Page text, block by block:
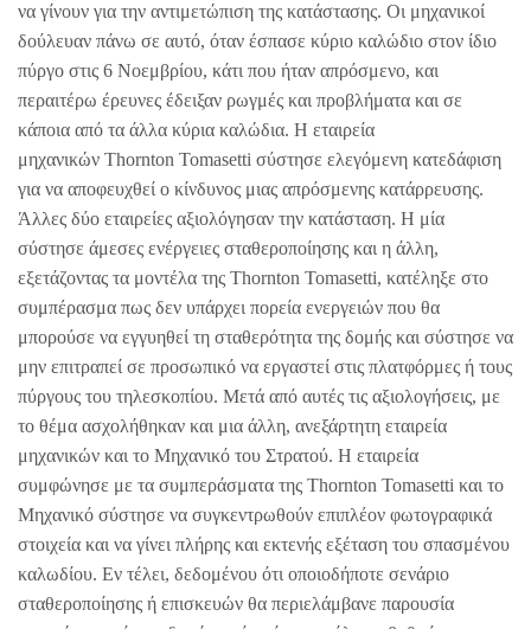
να γίνουν για την αντιμετώπιση της κατάστασης. Οι μηχανικοί
δούλευαν πάνω σε αυτό, όταν έσπασε κύριο καλώδιο στον ίδιο
πύργο στις 6 Νοεμβρίου, κάτι που ήταν απρόσμενο, και
περαιτέρω έρευνες έδειξαν ρωγμές και προβλήματα και σε
κάποια από τα άλλα κύρια καλώδια. Η εταιρεία
μηχανικών Thornton Tomasetti σύστησε ελεγόμενη κατεδάφιση
για να αποφευχθεί ο κίνδυνος μιας απρόσμενης κατάρρευσης.
Άλλες δύο εταιρείες αξιολόγησαν την κατάσταση. Η μία
σύστησε άμεσες ενέργειες σταθεροποίησης και η άλλη,
εξετάζοντας τα μοντέλα της Thornton Tomasetti, κατέληξε στο
συμπέρασμα πως δεν υπάρχει πορεία ενεργειών που θα
μπορούσε να εγγυηθεί τη σταθερότητα της δομής και σύστησε να
μην επιτραπεί σε προσωπικό να εργαστεί στις πλατφόρμες ή τους
πύργους του τηλεσκοπίου. Μετά από αυτές τις αξιολογήσεις, με
το θέμα ασχολήθηκαν και μια άλλη, ανεξάρτητη εταιρεία
μηχανικών και το Μηχανικό του Στρατού. Η εταιρεία
συμφώνησε με τα συμπεράσματα της Thornton Tomasetti και το
Μηχανικό σύστησε να συγκεντρωθούν επιπλέον φωτογραφικά
στοιχεία και να γίνει πλήρης και εκτενής εξέταση του σπασμένου
καλωδίου. Εν τέλει, δεδομένου ότι οποιοδήποτε σενάριο
σταθεροποίησης ή επισκευών θα περιελάμβανε παρουσία